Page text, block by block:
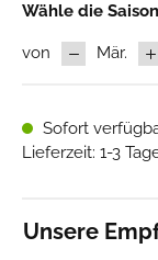
Wähle die
von Mär.
Sofort
Lieferzeit: 1-3
Unsere